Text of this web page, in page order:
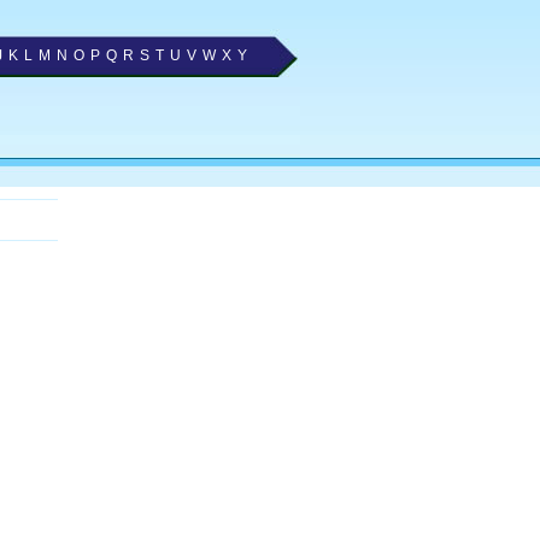
K L M N O P Q R S T U V W X Y